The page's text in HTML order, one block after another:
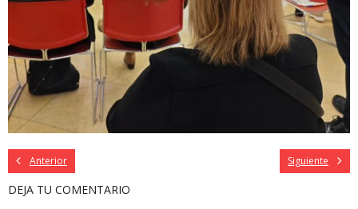
Anterior Siguiente
DEJA TU COMENTARIO